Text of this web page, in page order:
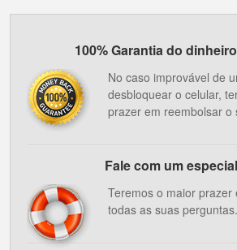
100% Garantia do
No caso improvável de
desbloquear o celular,
prazer em reembolsar o
Fale com um
Teremos o maior prazer
todas as suas perguntas.